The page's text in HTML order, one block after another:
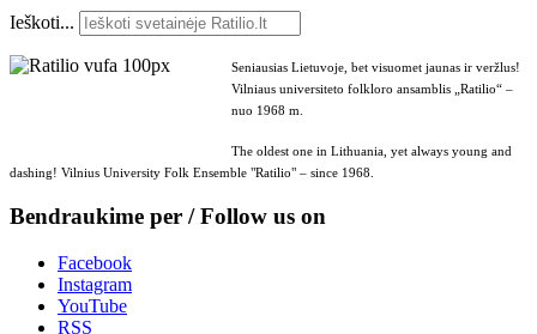
Ieškoti...
Seniausias Lietuvoje, bet visuomet jaunas ir veržlus!
Vilniaus universiteto folkloro ansamblis „Ratilio“ –
nuo 1968 m.
The oldest one in Lithuania, yet always young and
dashing! Vilnius University Folk Ensemble "Ratilio" – since 1968.
Bendraukime per / Follow us on
Facebook
Instagram
YouTube
RSS